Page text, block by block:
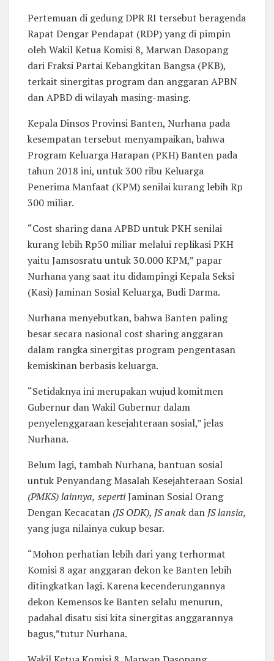
Pertemuan di gedung DPR RI tersebut beragenda
Rapat Dengar Pendapat (RDP) yang di pimpin
oleh Wakil Ketua Komisi 8, Marwan Dasopang
dari Fraksi Partai Kebangkitan Bangsa (PKB),
terkait sinergitas program dan anggaran APBN
dan APBD di wilayah masing-masing.
Kepala Dinsos Provinsi Banten, Nurhana pada
kesempatan tersebut menyampaikan, bahwa
Program Keluarga Harapan (PKH) Banten pada
tahun 2018 ini, untuk 300 ribu Keluarga
Penerima Manfaat (KPM) senilai kurang lebih Rp
300 miliar.
“Cost sharing dana APBD untuk PKH senilai
kurang lebih Rp50 miliar melalui replikasi PKH
yaitu Jamsosratu untuk 30.000 KPM,” papar
Nurhana yang saat itu didampingi Kepala Seksi
(Kasi) Jaminan Sosial Keluarga, Budi Darma.
Nurhana menyebutkan, bahwa Banten paling
besar secara nasional cost sharing anggaran
dalam rangka sinergitas program pengentasan
kemiskinan berbasis keluarga.
“Setidaknya ini merupakan wujud komitmen
Gubernur dan Wakil Gubernur dalam
penyelenggaraan kesejahteraan sosial,” jelas
Nurhana.
Belum lagi, tambah Nurhana, bantuan sosial
untuk Penyandang Masalah Kesejahteraan Sosial
(PMKS)lainnya, sepertiJaminan Sosial Orang
Dengan Kecacatan (JS ODK), JS anak dan JS lansia,
yang juga nilainya cukup besar.
“Mohon perhatian lebih dari yang terhormat
Komisi 8 agar anggaran dekon ke Banten lebih
ditingkatkan lagi. Karena kecenderungannya
dekon Kemensos ke Banten selalu menurun,
padahal disatu sisi kita sinergitas anggarannya
bagus,”tutur Nurhana.